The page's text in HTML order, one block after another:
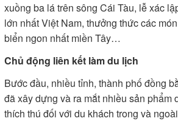
xuồng ba lá trên sông Cái Tàu, lễ xác
lớn nhất Việt Nam, thưởng thức các
biển ngon nhất miền Tây…
Chủ động liên kết làm du lịch
Bước đầu, nhiều tỉnh, thành phố đồng
đã xây dựng và ra mắt nhiều sản phẩm
thích thú đối với du khách trong và